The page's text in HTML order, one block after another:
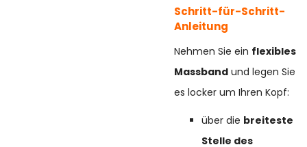
Schritt-für-Schritt-
Anleitung
Nehmen Sie ein flexibles
Massband und legen Sie
es locker um Ihren Kopf:
über die breiteste
Stelle des